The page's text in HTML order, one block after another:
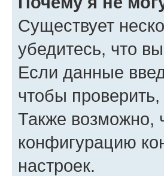
Существует
убедитесь, что
Если данные
чтобы
Также возможно,
конфигурацию
настроек.